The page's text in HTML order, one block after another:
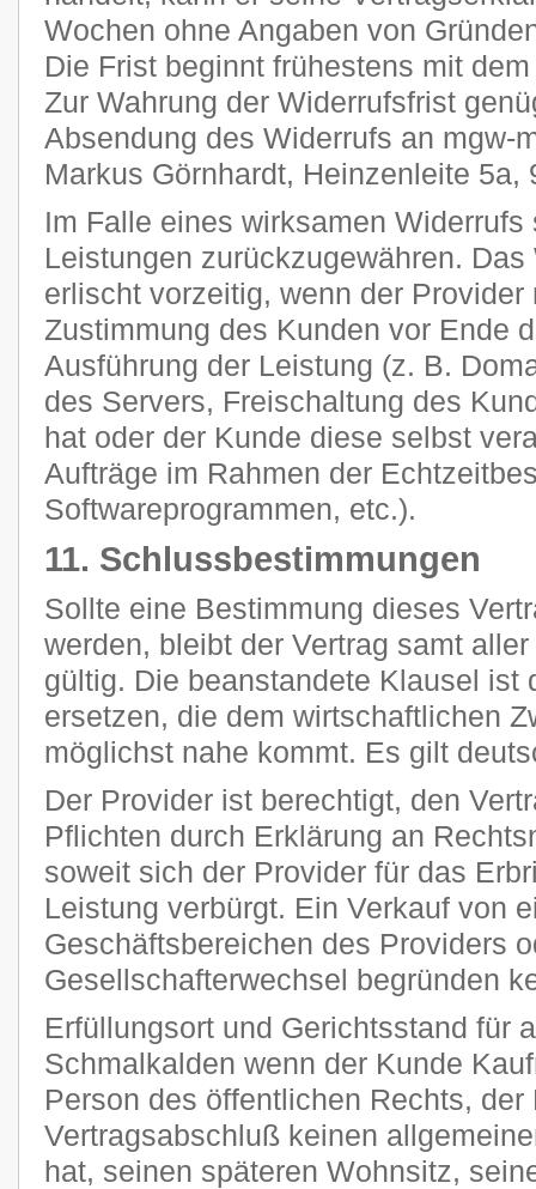
Wochen ohne Angaben von
Die Frist beginnt frühestens mit
Zur Wahrung der Widerrufsfrist
Absendung des Widerrufs an mgw-
Markus Görnhardt, Heinzenleite 5a,
Im Falle eines wirksamen
Leistungen zurückzugewähren.
erlischt vorzeitig, wenn der
Zustimmung des Kunden vor Ende
Ausführung der Leistung (z. B.
des Servers, Freischaltung des
hat oder der Kunde diese selbst
Aufträge im Rahmen der
Softwareprogrammen, etc.).
11. Schlussbestimmungen
Sollte eine Bestimmung dieses
werden, bleibt der Vertrag samt
gültig. Die beanstandete Klausel ist
ersetzen, die dem wirtschaftlichen
möglichst nahe kommt. Es gilt
Der Provider ist berechtigt, den
Pflichten durch Erklärung an
soweit sich der Provider für das
Leistung verbürgt. Ein Verkauf von
Geschäftsbereichen des Providers
Gesellschafterwechsel begründen
Erfüllungsort und Gerichtsstand für
Schmalkalden wenn der Kunde
Person des öffentlichen Rechts, der
Vertragsabschluß keinen
hat, seinen späteren Wohnsitz,